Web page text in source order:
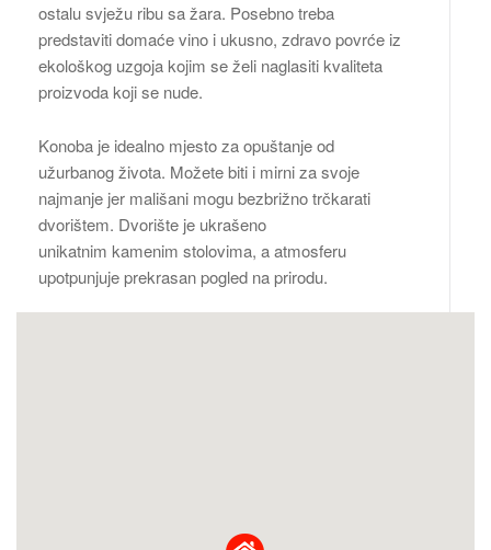
ostalu svježu ribu sa žara. Posebno treba
predstaviti domaće vino i ukusno, zdravo povrće iz
ekološkog uzgoja kojim se želi naglasiti kvaliteta
proizvoda koji se nude.
Konoba je idealno mjesto za opuštanje od
užurbanog života. Možete biti i mirni za svoje
najmanje jer mališani mogu bezbrižno trčkarati
dvorištem. Dvorište je ukrašeno
unikatnim kamenim stolovima, a atmosferu
upotpunjuje prekrasan pogled na prirodu.